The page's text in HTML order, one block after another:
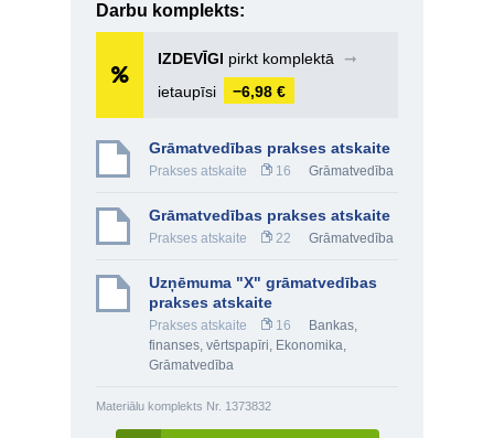
Darbu komplekts:
IZDEVĪGI pirkt komplektā
➞
ietaupīsi
−6,98 €
Grāmatvedības prakses atskaite
Prakses atskaite 16 Grāmatvedība
Grāmatvedības prakses atskaite
Prakses atskaite 22 Grāmatvedība
Uzņēmuma "X" grāmatvedības
prakses atskaite
Prakses atskaite 16
Bankas,
finanses, vērtspapīri, Ekonomika,
Grāmatvedība
Materiālu komplekts Nr. 1373832